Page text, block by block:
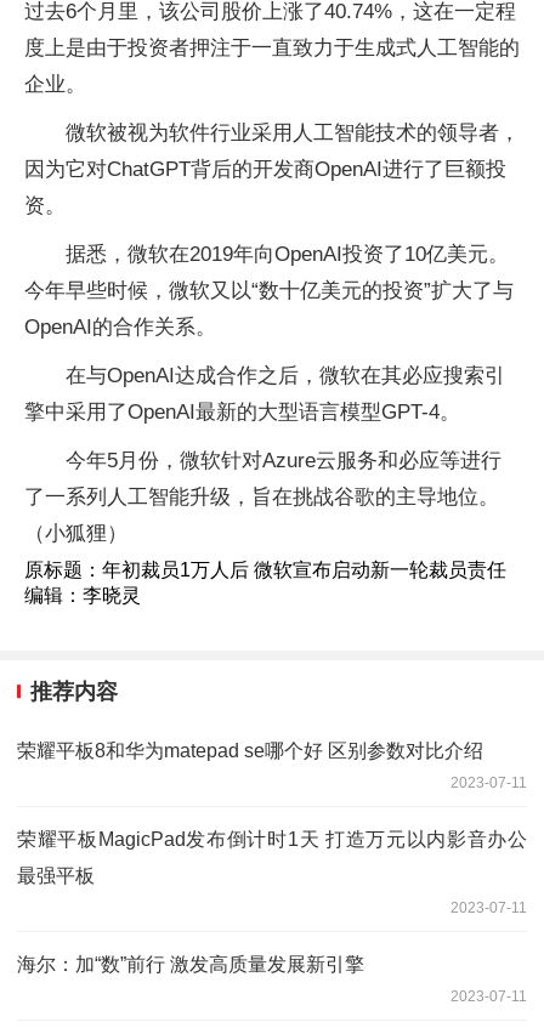
过去6个月里，该公司股价上涨了40.74%，这在一定程
度上是由于投资者押注于一直致力于生成式人工智能的
企业。
微软被视为软件行业采用人工智能技术的领导者，
因为它对ChatGPT背后的开发商OpenAI进行了巨额投
资。
据悉，微软在2019年向OpenAI投资了10亿美元。
今年早些时候，微软又以“数十亿美元的投资”扩大了与
OpenAI的合作关系。
在与OpenAI达成合作之后，微软在其必应搜索引
擎中采用了OpenAI最新的大型语言模型GPT-4。
今年5月份，微软针对Azure云服务和必应等进行
了一系列人工智能升级，旨在挑战谷歌的主导地位。
（小狐狸）
原标题：年初裁员1万人后 微软宣布启动新一轮裁员责任
编辑：李晓灵
推荐内容
荣耀平板8和华为matepad se哪个好 区别参数对比介绍
2023-07-11
荣耀平板MagicPad发布倒计时1天 打造万元以内影音办公
最强平板
2023-07-11
海尔：加“数”前行 激发高质量发展新引擎
2023-07-11